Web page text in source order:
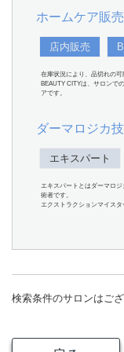
ホームケア販
店内販売
在庫状況により、品切れの
BEAUTY CITYは、サロンで
アです。
ダーマロジカ
エキスパート
エキスパートとはダーマロ
術者です。
エクストラクションマイスタ
検索条件のサロンはござ